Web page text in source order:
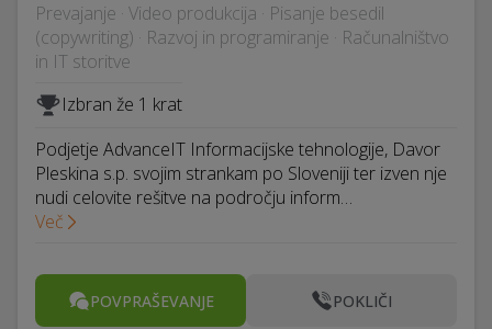
Prevajanje · Video produkcija · Pisanje besedil
(copywriting) · Razvoj in programiranje · Računalništvo
in IT storitve
Izbran že 1 krat
Podjetje AdvanceIT Informacijske tehnologije, Davor
Pleskina s.p. svojim strankam po Sloveniji ter izven nje
nudi celovite rešitve na področju inform…
Več
POVPRAŠEVANJE POKLIČI